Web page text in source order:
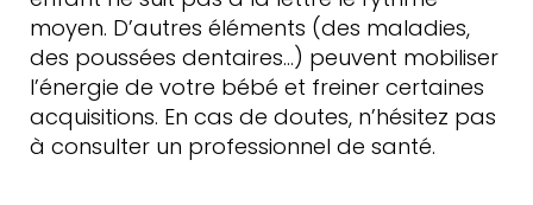
moyen. D’autres éléments (des maladies,
des poussées dentaires…) peuvent mobiliser
l’énergie de votre bébé et freiner certaines
acquisitions. En cas de doutes, n’hésitez pas
à consulter un professionnel de santé.